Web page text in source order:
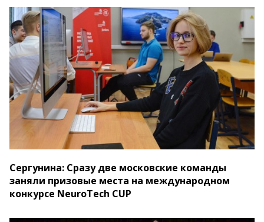
Сергунина: Сразу две московские команды
заняли призовые места на международном
конкурсе NeuroTech CUP